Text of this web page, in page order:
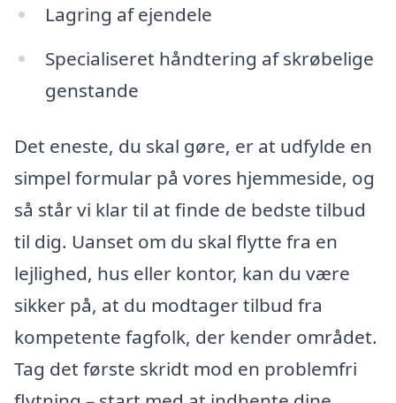
Lagring af ejendele
Specialiseret håndtering af skrøbelige
genstande
Det eneste, du skal gøre, er at udfylde en
simpel formular på vores hjemmeside, og
så står vi klar til at finde de bedste tilbud
til dig. Uanset om du skal flytte fra en
lejlighed, hus eller kontor, kan du være
sikker på, at du modtager tilbud fra
kompetente fagfolk, der kender området.
Tag det første skridt mod en problemfri